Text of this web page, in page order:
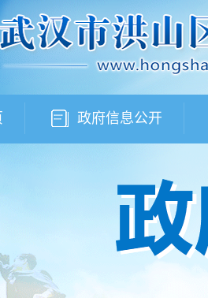
政府信息公开